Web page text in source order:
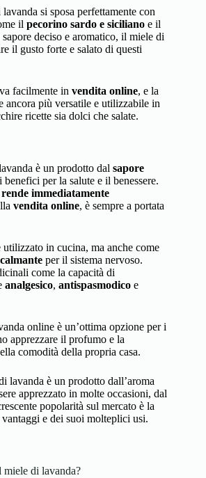
si sposa perfettamente con
il pecorino sardo e siciliano e il
deciso e aromatico, il miele di
il gusto forte e salato di questi
facilmente in vendita online, e la
ancora più versatile e utilizzabile in
ricette sia dolci che salate.
è un prodotto dal sapore
benefici per la salute e il benessere.
immediatamente
vendita online, è sempre a portata
utilizzato in cucina, ma anche come
calmante per il sistema nervoso.
come la capacità di
analgesico, antispasmodico e
online è un’ottima opzione per i
apprezzare il profumo e la
comodità della propria casa.
lavanda è un prodotto dall’aroma
apprezzato in molte occasioni, dal
popolarità sul mercato è la
e dei suoi molteplici usi.
di lavanda?